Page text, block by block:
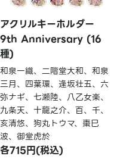
アクリルキーホルダー
9th Anniversary (16
種)
和泉一織、二階堂大和、和泉
三月、四葉環、逢坂壮五、六
弥ナギ、七瀬陸、八乙女楽、
九条天、十龍之介、百、千、
亥清悠、狗丸トウマ、棗巳
波、御堂虎於
各715円(税込)